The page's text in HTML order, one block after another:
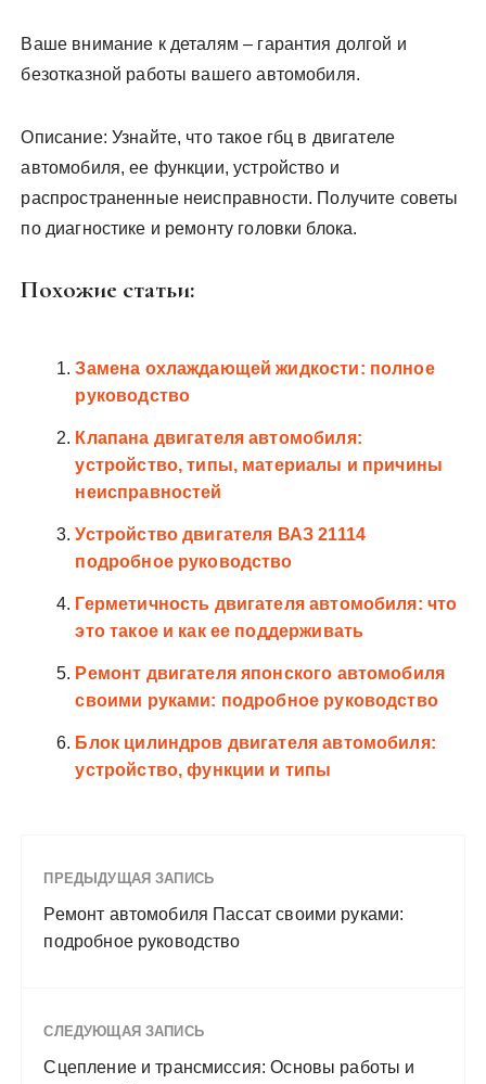
Ваше внимание к деталям – гарантия долгой и
безотказной работы вашего автомобиля.
Описание: Узнайте, что такое гбц в двигателе
автомобиля, ее функции, устройство и
распространенные неисправности. Получите советы
по диагностике и ремонту головки блока.
Похожие статьи:
Замена охлаждающей жидкости: полное
руководство
Клапана двигателя автомобиля:
устройство, типы, материалы и причины
неисправностей
Устройство двигателя ВАЗ 21114
подробное руководство
Герметичность двигателя автомобиля: что
это такое и как ее поддерживать
Ремонт двигателя японского автомобиля
своими руками: подробное руководство
Блок цилиндров двигателя автомобиля:
устройство, функции и типы
ПРЕДЫДУЩАЯ ЗАПИСЬ
Ремонт автомобиля Пассат своими руками:
подробное руководство
СЛЕДУЮЩАЯ ЗАПИСЬ
Сцепление и трансмиссия: Основы работы и